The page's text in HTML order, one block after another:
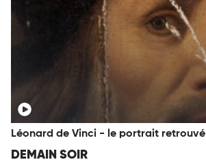
Léonard de Vinci - le portrait retrouvé
DEMAIN SOIR